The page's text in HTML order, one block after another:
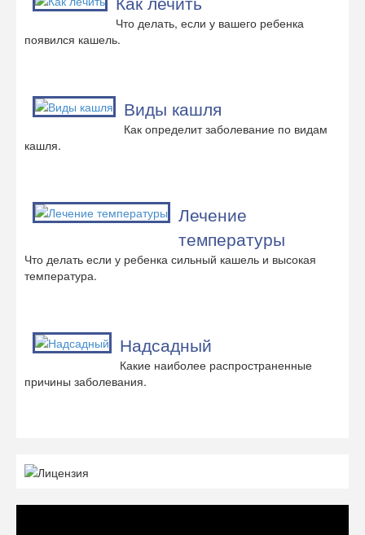
Что делать, если у вашего ребенка
появился кашель.
Виды кашля
Как определит заболевание по видам
кашля.
Лечение
температуры
Что делать если у ребенка сильный кашель и высокая
температура.
Надсадный
Какие наиболее распространенные
причины заболевания.